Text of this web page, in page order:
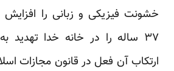
خشونت فیزیکی و زبانی را افزایش
۳۷ ساله را در خانه خدا تهدید
ارتکاب آن فعل در قانون مجازات